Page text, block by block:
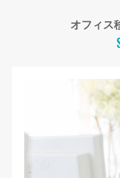
オフィス